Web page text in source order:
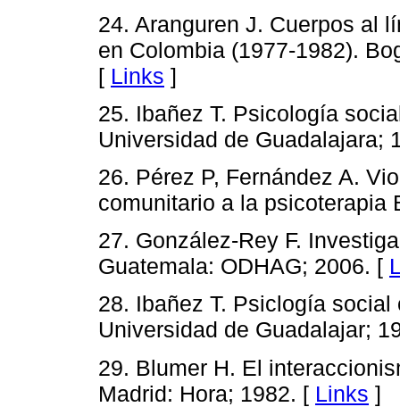
24. Aranguren J. Cuerpos al
en Colombia (1977-1982).
[ Links ]
25. Ibañez T. Psicología
Universidad de Guadalajara;
26. Pérez P, Fernández A.
comunitario a la
27. González-Rey F.
Guatemala: ODHAG; 2006. [
28. Ibañez T. Psiclogía
Universidad de Guadalajar;
29. Blumer H. El
Madrid: Hora; 1982. [ Links ]